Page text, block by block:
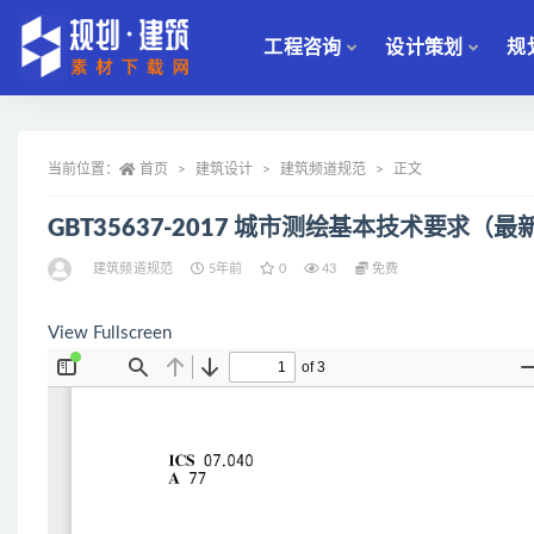
工程咨询 设计策划 规
当前位置： 首页 建筑设计 建筑频道规范 正文
GBT35637-2017 城市测绘基本技术要求（最
建筑频道规范 5年前 0 43 免费
View Fullscreen